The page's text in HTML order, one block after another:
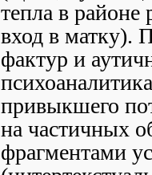
тепла в районе
вход в матку).
фактур и
привыкшего
на частичных
фрагментами